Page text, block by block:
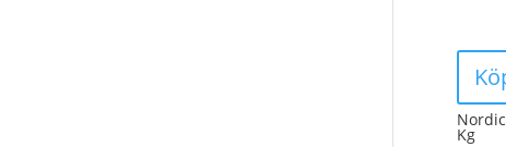
Kg